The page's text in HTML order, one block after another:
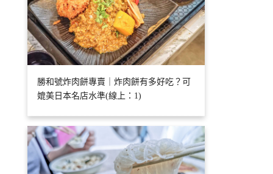
勝和號炸肉餅專賣｜炸肉餅有多好吃？可
媲美日本名店水準(線上：1)